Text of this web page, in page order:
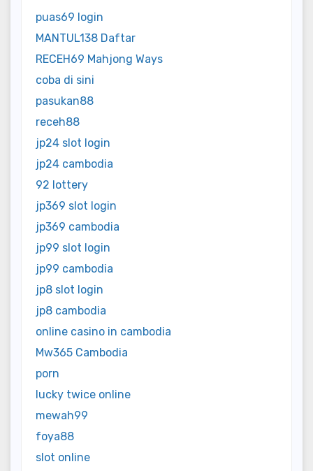
puas69 login
MANTUL138 Daftar
RECEH69 Mahjong Ways
coba di sini
pasukan88
receh88
jp24 slot login
jp24 cambodia
92 lottery
jp369 slot login
jp369 cambodia
jp99 slot login
jp99 cambodia
jp8 slot login
jp8 cambodia
online casino in cambodia
Mw365 Cambodia
porn
lucky twice online
mewah99
foya88
slot online